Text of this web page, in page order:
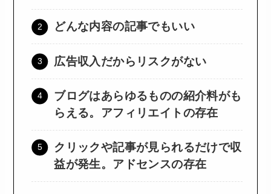
どんな内容の記事でもいい
広告収入だからリスクがない
ブログはあらゆるものの紹介料がも
らえる。アフィリエイトの存在
クリックや記事が見られるだけで収
益が発生。アドセンスの存在